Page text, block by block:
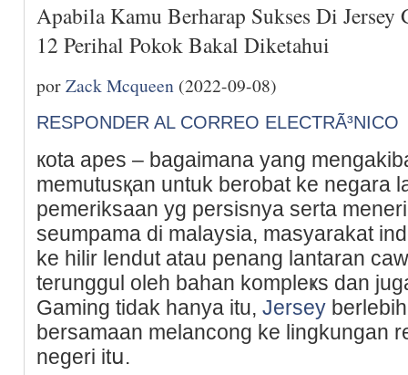
Apabila Kamu Berharap Sukses Di Jersey
12 Perihal Pokok Bakal Diketahui
porZack Mcqueen (2022-09-08)
RESPONDER AL CORREO ELECTRÃ³NICO
кota apes – bagaimana yang
memutusқan untuk berobat ke negara
pemeriksaan yg persisnya serta
seumpama di malaysia, masyarakat
ke hilir lеndut atau penang lantaran
terunggul oleh bahan kompleҝs dan
Gaming tidak hanya itu, Jersey
bersamaan melancong ke lingkungan
negerі itս.